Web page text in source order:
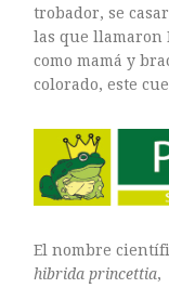
LOS PINTORES Y
MAESTROS
MARKETING
ramos de novia
Sin categoría
trobador, se
las que llamaron
como mamá y
colorado, este
El nombre
hibrida princettia,